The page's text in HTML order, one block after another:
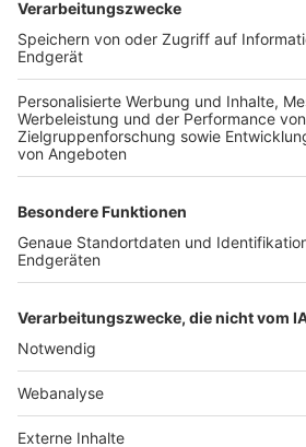
TOP-VEREINE
TOP-PARTNER
Nutzungsbedingungen Datenschutz